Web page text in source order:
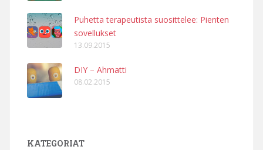
Puhetta terapeutista suosittelee: Pienten
sovellukset
13.09.2015
DIY – Ahmatti
08.02.2015
KATEGORIAT